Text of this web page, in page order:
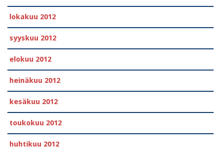
lokakuu 2012
syyskuu 2012
elokuu 2012
heinäkuu 2012
kesäkuu 2012
toukokuu 2012
huhtikuu 2012